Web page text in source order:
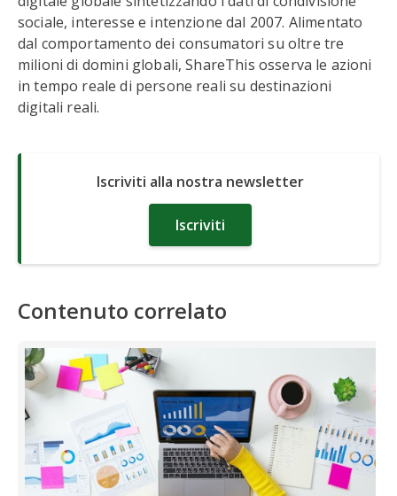
sociale, interesse e intenzione dal 2007. Alimentato
dal comportamento dei consumatori su oltre tre
milioni di domini globali, ShareThis osserva le azioni
in tempo reale di persone reali su destinazioni
digitali reali.
Iscriviti alla nostra newsletter
Iscriviti
Contenuto correlato